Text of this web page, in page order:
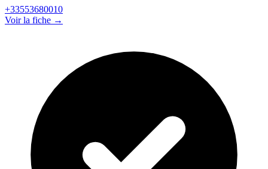
+33553680010
Voir la fiche →